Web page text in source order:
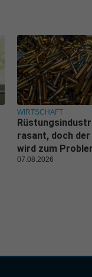
WIRTSCHAFT
rasant, doch
wird zum
07.08.2026